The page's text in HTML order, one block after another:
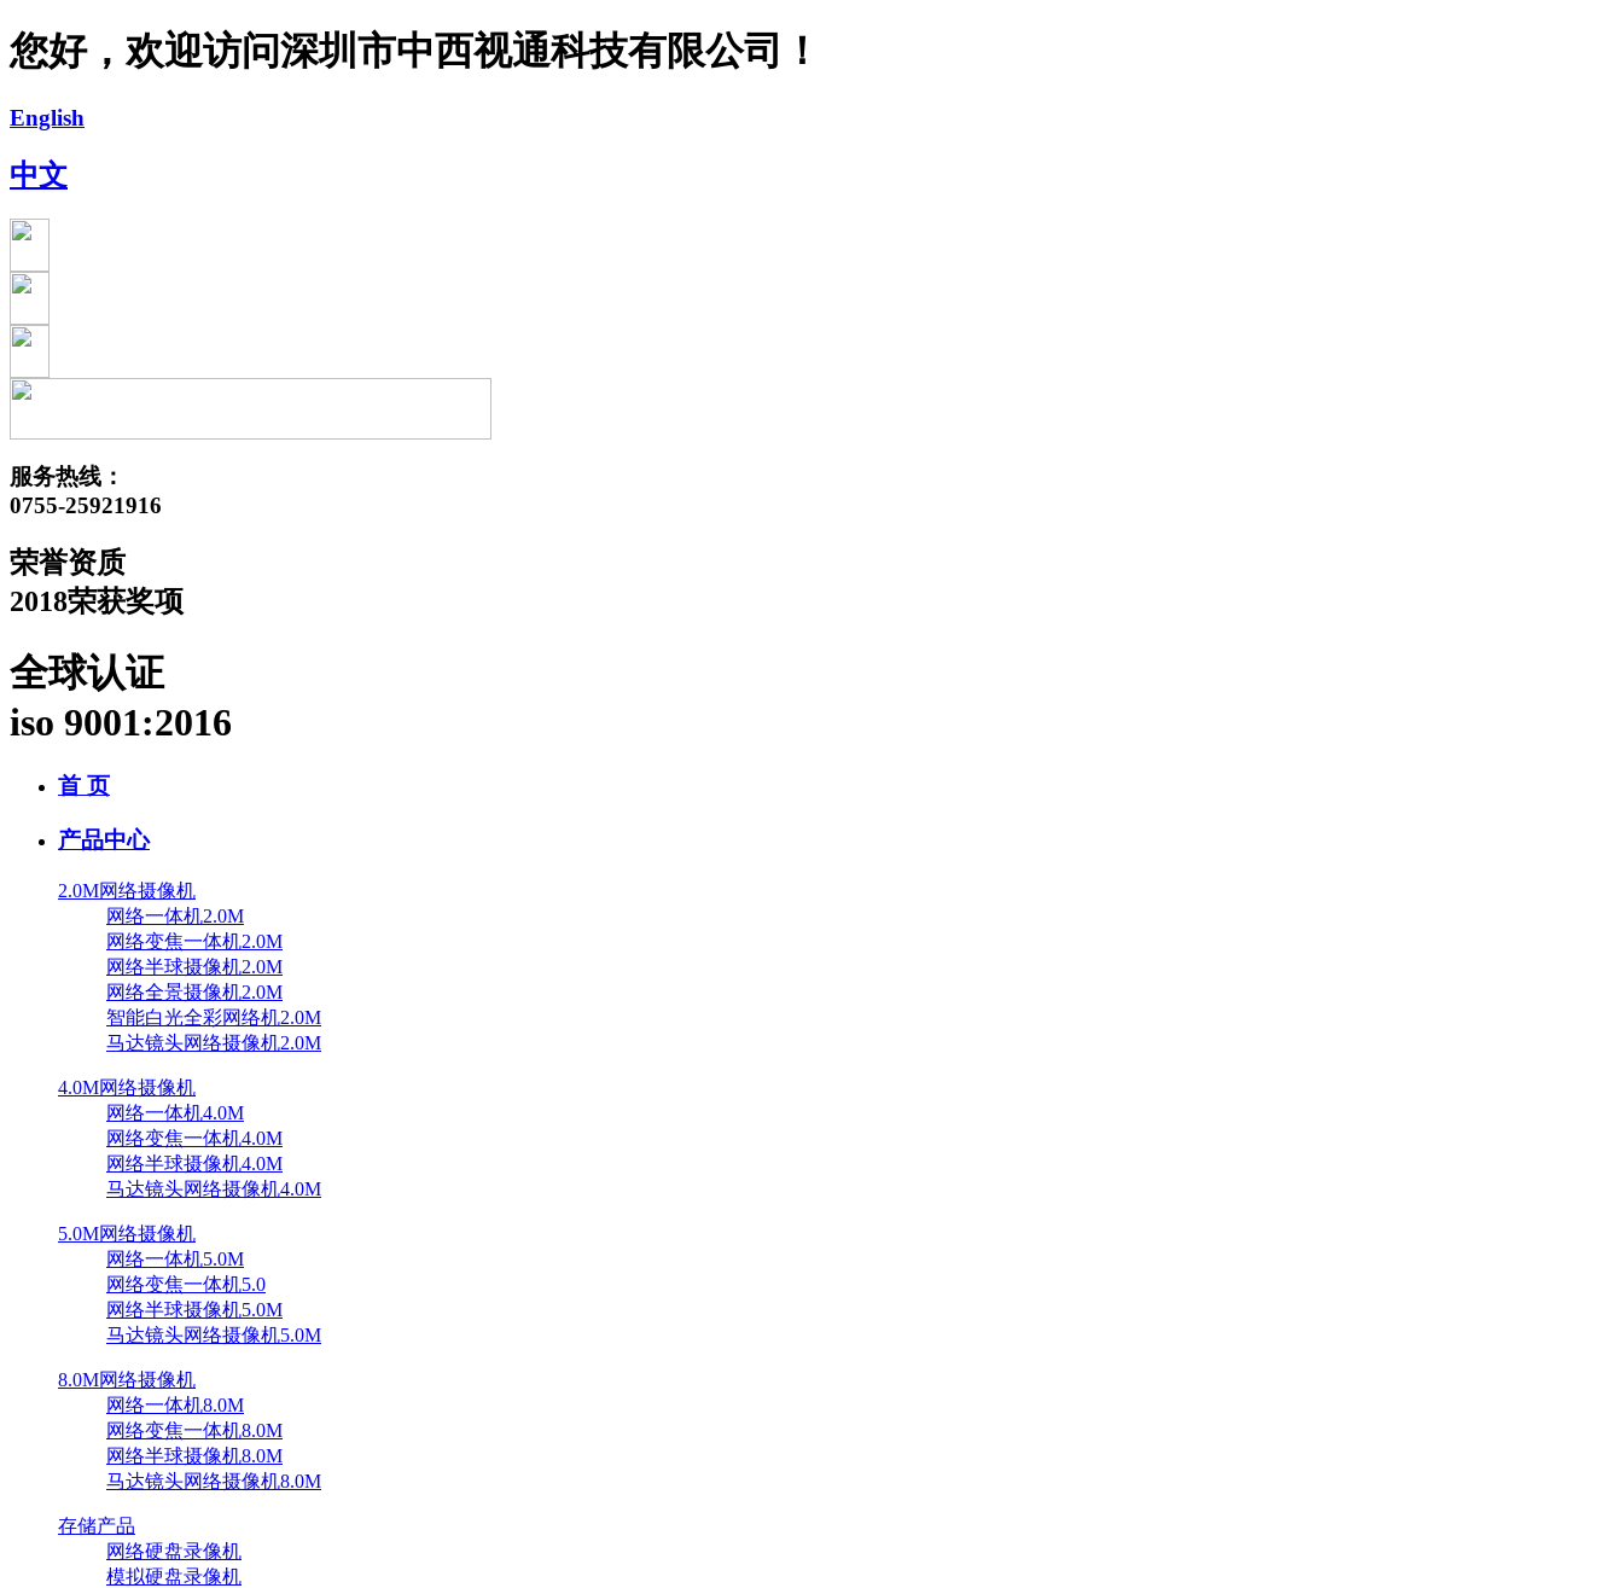
您好，欢迎访问深圳市中西视通科技有限公司！
English
中文
服务热线：
0755-25921916
荣誉资质
2018荣获奖项
全球认证
iso 9001:2016
首 页
产品中心
2.0M网络摄像机
网络一体机2.0M
网络变焦一体机2.0M
网络半球摄像机2.0M
网络全景摄像机2.0M
智能白光全彩网络机2.0M
马达镜头网络摄像机2.0M
4.0M网络摄像机
网络一体机4.0M
网络变焦一体机4.0M
网络半球摄像机4.0M
马达镜头网络摄像机4.0M
5.0M网络摄像机
网络一体机5.0M
网络变焦一体机5.0
网络半球摄像机5.0M
马达镜头网络摄像机5.0M
8.0M网络摄像机
网络一体机8.0M
网络变焦一体机8.0M
网络半球摄像机8.0M
马达镜头网络摄像机8.0M
存储产品
网络硬盘录像机
模拟硬盘录像机